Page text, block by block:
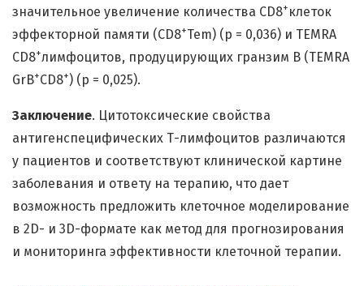
значительное увеличение количества CD8+ клеток
эффекторной памяти (CD8+Tem) (р = 0,036) и TEMRA
CD8+лимфоцитов, продуцирующих гранзим В (TEMRA
GrB+CD8+) (р = 0,025).
Заключение. Цитотоксические свойства
антигенспецифических Т-лимфоцитов различаются
у пациентов и соответствуют клинической картине
заболевания и ответу на терапию, что дает
возможность предложить клеточное моделирование
в 2D- и 3D-формате как метод для прогнозирования
и мониторинга эффективности клеточной терапии.